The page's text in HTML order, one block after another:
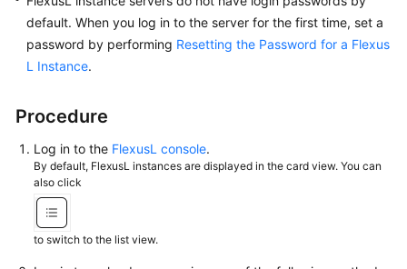
FAQs
Videos
General
Reference
Glossary
Shared
default. When you log in to the server for the first time, set a
password by performing Resetting the Password for a Flexus
L Instance.
Procedure
Log in to the FlexusL console.
By default, FlexusL instances are displayed in the card view. You can
also click
to switch to the list view.